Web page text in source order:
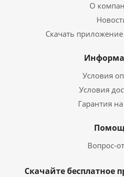
О
Скачать
Условия
Условия
Гарантия
Вопрос-
Скачайте бесплатное